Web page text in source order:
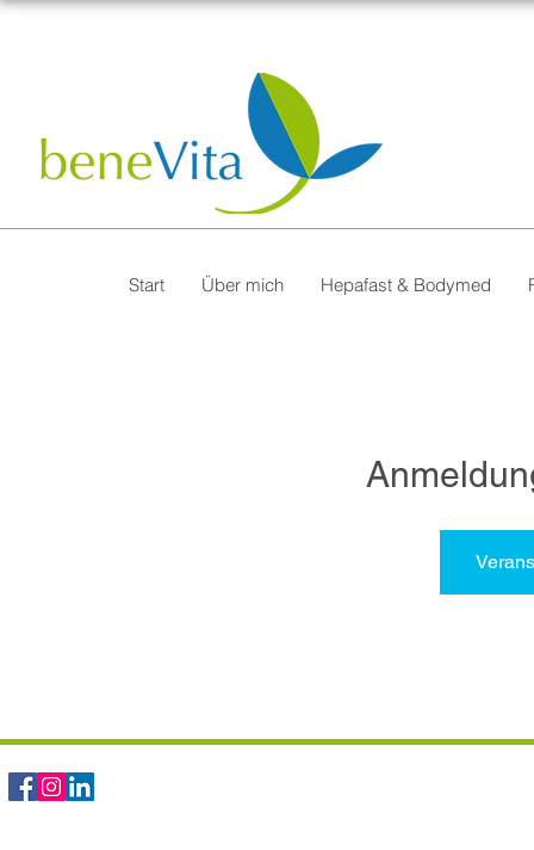
Start Über mich Hepafast & Bodymed